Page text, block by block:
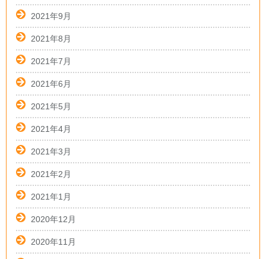
2021年9月
2021年8月
2021年7月
2021年6月
2021年5月
2021年4月
2021年3月
2021年2月
2021年1月
2020年12月
2020年11月